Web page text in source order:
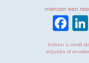
mensen een
* Indien u vindt
onjuiste of